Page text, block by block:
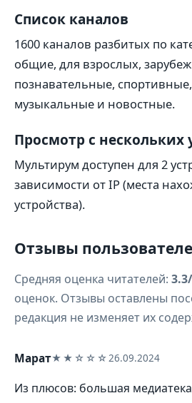
Список каналов
1600 каналов разбитых по
общие, для взрослых,
познавательные,
музыкальные и новостные.
Просмотр с нескольких
Мультирум доступен для 2
зависимости от IP (места
устройства).
Отзывы
Средняя оценка читателей:
оценок. Отзывы оставлены
редакция не изменяет их
Марат★★☆☆☆26.09.2024
Из плюсов: большая